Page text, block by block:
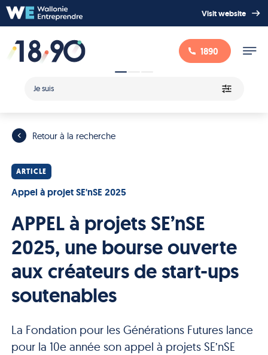
Visit website
1890
Je suis
Retour à la recherche
ARTICLE
Appel à projet SE'nSE 2025
APPEL à projets SE’nSE
2025, une bourse ouverte
aux créateurs de start-ups
soutenables
La Fondation pour les Générations Futures lance
pour la 10e année son appel à projets SE’nSE